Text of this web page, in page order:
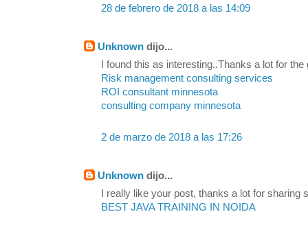
28 de febrero de 2018 a las 14:09
Unknown dijo...
I found this as interesting..Thanks a lot for
Risk management consulting services
ROI consultant minnesota
consulting company minnesota
2 de marzo de 2018 a las 17:26
Unknown dijo...
I really like your post, thanks a lot for sharing
BEST JAVA TRAINING IN NOIDA